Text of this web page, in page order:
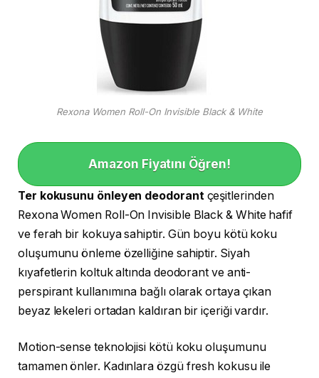
Rexona Women Roll-On Invisible Black & White
Amazon Fiyatını Öğren!
Ter kokusunu önleyen deodorant çeşitlerinden
Rexona Women Roll-On Invisible Black & White hafif
ve ferah bir kokuya sahiptir. Gün boyu kötü koku
oluşumunu önleme özelliğine sahiptir. Siyah
kıyafetlerin koltuk altında deodorant ve anti-
perspirant kullanımına bağlı olarak ortaya çıkan
beyaz lekeleri ortadan kaldıran bir içeriği vardır.
Motion-sense teknolojisi kötü koku oluşumunu
tamamen önler. Kadınlara özgü fresh kokusu ile